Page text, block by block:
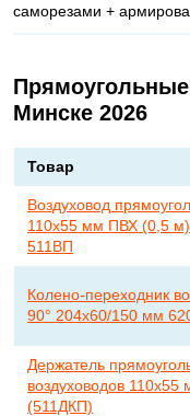
саморезами +
Минске 2026
Товар
Воздуховод
110х55 мм ПВХ (0,5
511ВП
Колено-переходник
90° 204х60/150 мм
Держатель
воздуховодов 110х55
(511ДКП)